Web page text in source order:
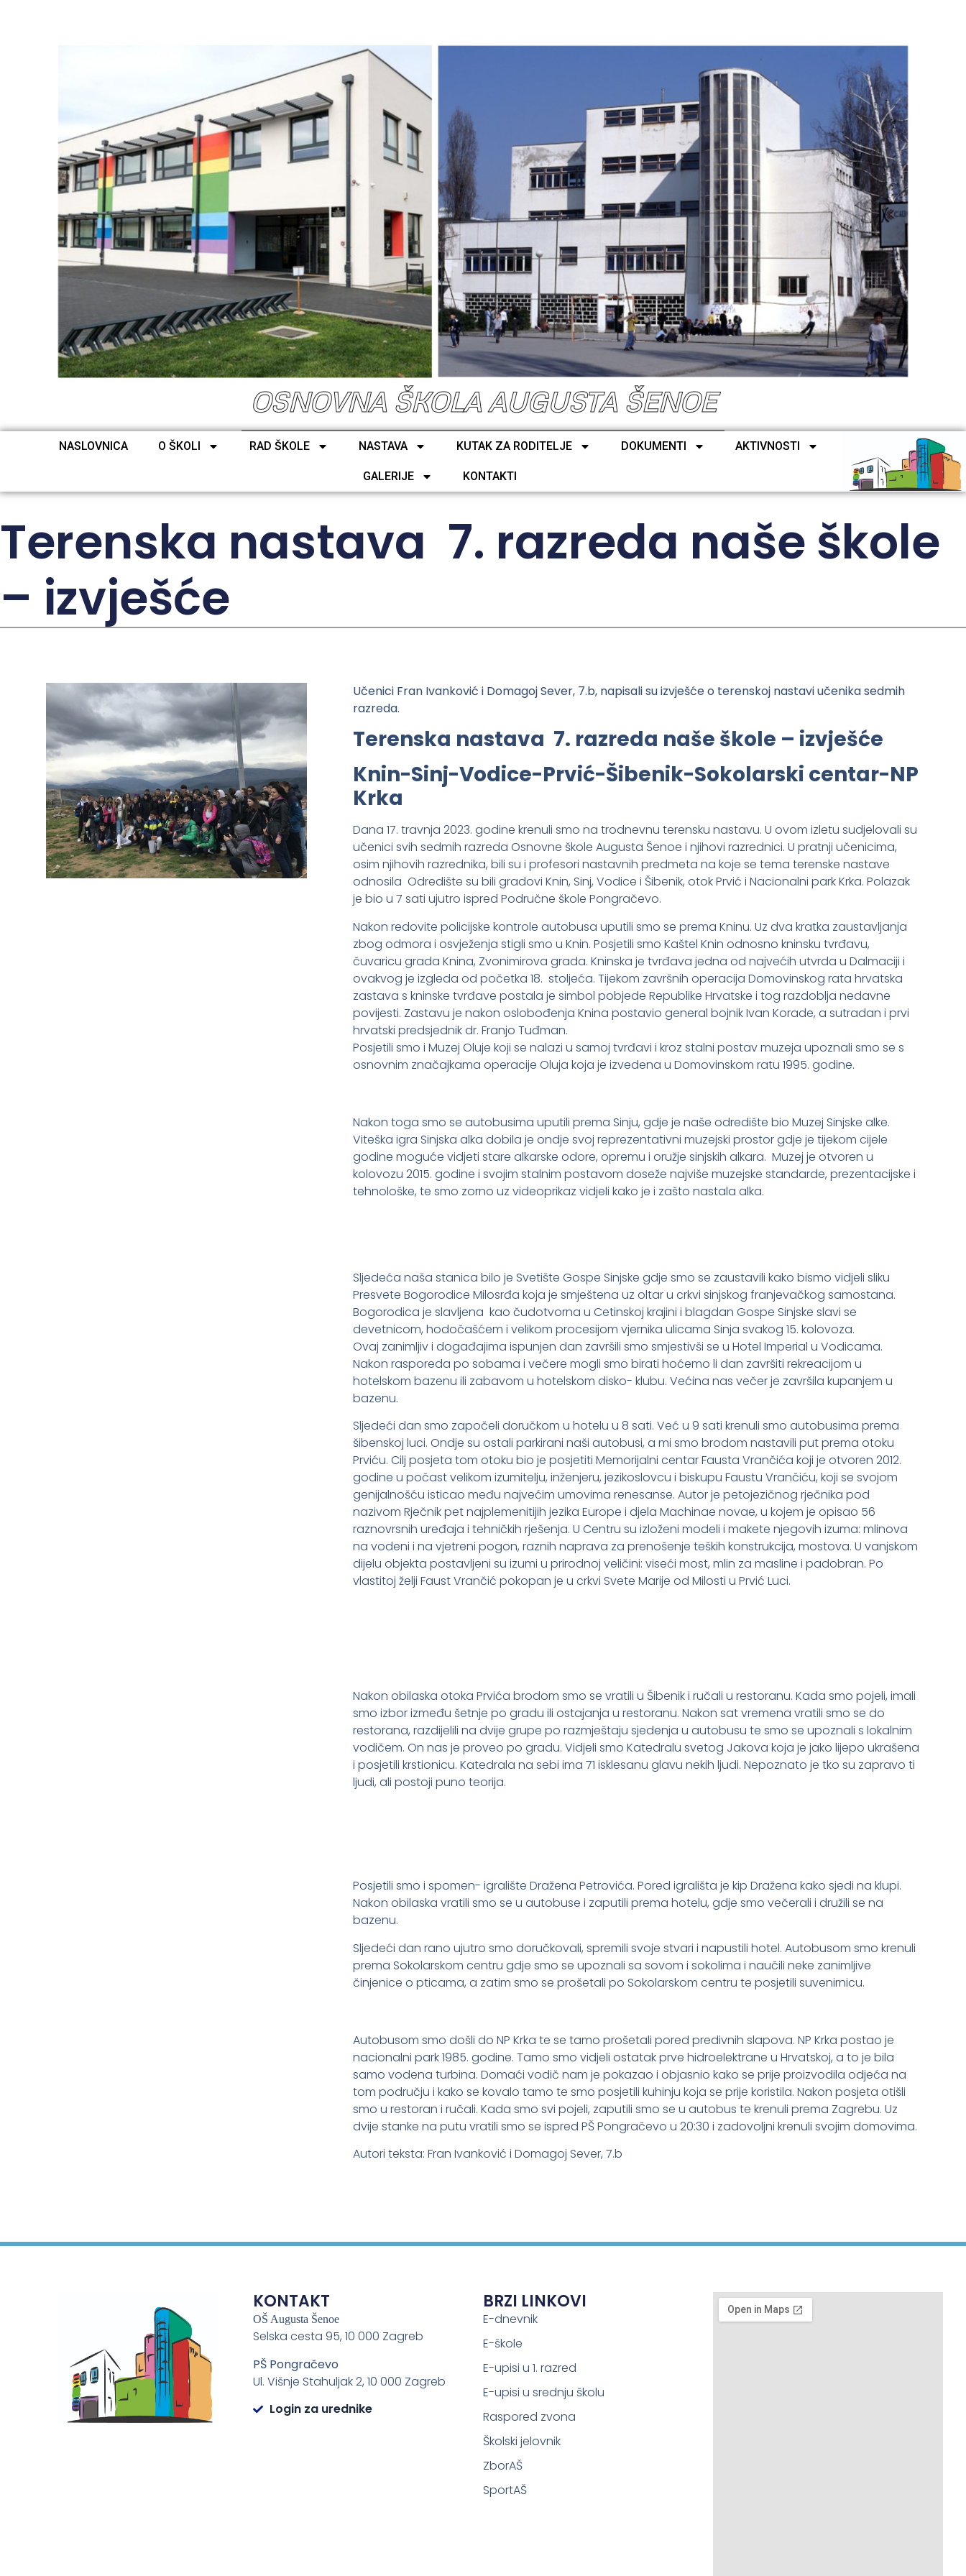
OSNOVNA ŠKOLA AUGUSTA ŠENOE
NASLOVNICA O ŠKOLI RAD ŠKOLE NASTAVA KUTAK ZA RODITELJE DOKUMENTI AKTIVNOSTI
GALERIJE KONTAKTI
Terenska nastava 7. razreda naše škole
– izvješće
Učenici Fran Ivanković i Domagoj Sever, 7.b, napisali su izvješće o terenskoj nastavi učenika sedmih
razreda.
Terenska nastava 7. razreda naše škole – izvješće
Knin-Sinj-Vodice-Prvić-Šibenik-Sokolarski centar-NP
Krka
Dana 17. travnja 2023. godine krenuli smo na trodnevnu terensku nastavu. U ovom izletu sudjelovali su
učenici svih sedmih razreda Osnovne škole Augusta Šenoe i njihovi razrednici. U pratnji učenicima,
osim njihovih razrednika, bili su i profesori nastavnih predmeta na koje se tema terenske nastave
odnosila Odredište su bili gradovi Knin, Sinj, Vodice i Šibenik, otok Prvić i Nacionalni park Krka. Polazak
je bio u 7 sati ujutro ispred Područne škole Pongračevo.
Nakon redovite policijske kontrole autobusa uputili smo se prema Kninu. Uz dva kratka zaustavljanja
zbog odmora i osvježenja stigli smo u Knin. Posjetili smo Kaštel Knin odnosno kninsku tvrđavu,
čuvaricu grada Knina, Zvonimirova grada. Kninska je tvrđava jedna od najvećih utvrda u Dalmaciji i
ovakvog je izgleda od početka 18. stoljeća. Tijekom završnih operacija Domovinskog rata hrvatska
zastava s kninske tvrđave postala je simbol pobjede Republike Hrvatske i tog razdoblja nedavne
povijesti. Zastavu je nakon oslobođenja Knina postavio general bojnik Ivan Korade, a sutradan i prvi
hrvatski predsjednik dr. Franjo Tuđman.
Posjetili smo i Muzej Oluje koji se nalazi u samoj tvrđavi i kroz stalni postav muzeja upoznali smo se s
osnovnim značajkama operacije Oluja koja je izvedena u Domovinskom ratu 1995. godine.
Nakon toga smo se autobusima uputili prema Sinju, gdje je naše odredište bio Muzej Sinjske alke.
Viteška igra Sinjska alka dobila je ondje svoj reprezentativni muzejski prostor gdje je tijekom cijele
godine moguće vidjeti stare alkarske odore, opremu i oružje sinjskih alkara. Muzej je otvoren u
kolovozu 2015. godine i svojim stalnim postavom doseže najviše muzejske standarde, prezentacijske i
tehnološke, te smo zorno uz videoprikaz vidjeli kako je i zašto nastala alka.
Sljedeća naša stanica bilo je Svetište Gospe Sinjske gdje smo se zaustavili kako bismo vidjeli sliku
Presvete Bogorodice Milosrđa koja je smještena uz oltar u crkvi sinjskog franjevačkog samostana.
Bogorodica je slavljena kao čudotvorna u Cetinskoj krajini i blagdan Gospe Sinjske slavi se
devetnicom, hodočašćem i velikom procesijom vjernika ulicama Sinja svakog 15. kolovoza.
Ovaj zanimljiv i događajima ispunjen dan završili smo smjestivši se u Hotel Imperial u Vodicama.
Nakon rasporeda po sobama i večere mogli smo birati hoćemo li dan završiti rekreacijom u
hotelskom bazenu ili zabavom u hotelskom disko- klubu. Većina nas večer je završila kupanjem u
bazenu.
Sljedeći dan smo započeli doručkom u hotelu u 8 sati. Već u 9 sati krenuli smo autobusima prema
šibenskoj luci. Ondje su ostali parkirani naši autobusi, a mi smo brodom nastavili put prema otoku
Prviću. Cilj posjeta tom otoku bio je posjetiti Memorijalni centar Fausta Vrančića koji je otvoren 2012.
godine u počast velikom izumitelju, inženjeru, jezikoslovcu i biskupu Faustu Vrančiću, koji se svojom
genijalnošću isticao među najvećim umovima renesanse. Autor je petojezičnog rječnika pod
nazivom Rječnik pet najplemenitijih jezika Europe i djela Machinae novae, u kojem je opisao 56
raznovrsnih uređaja i tehničkih rješenja. U Centru su izloženi modeli i makete njegovih izuma: mlinova
na vodeni i na vjetreni pogon, raznih naprava za prenošenje teških konstrukcija, mostova. U vanjskom
dijelu objekta postavljeni su izumi u prirodnoj veličini: viseći most, mlin za masline i padobran. Po
vlastitoj želji Faust Vrančić pokopan je u crkvi Svete Marije od Milosti u Prvić Luci.
Nakon obilaska otoka Prvića brodom smo se vratili u Šibenik i ručali u restoranu. Kada smo pojeli, imali
smo izbor između šetnje po gradu ili ostajanja u restoranu. Nakon sat vremena vratili smo se do
restorana, razdijelili na dvije grupe po razmještaju sjedenja u autobusu te smo se upoznali s lokalnim
vodičem. On nas je proveo po gradu. Vidjeli smo Katedralu svetog Jakova koja je jako lijepo ukrašena
i posjetili krstionicu. Katedrala na sebi ima 71 isklesanu glavu nekih ljudi. Nepoznato je tko su zapravo ti
ljudi, ali postoji puno teorija.
Posjetili smo i spomen- igralište Dražena Petrovića. Pored igrališta je kip Dražena kako sjedi na klupi.
Nakon obilaska vratili smo se u autobuse i zaputili prema hotelu, gdje smo večerali i družili se na
bazenu.
Sljedeći dan rano ujutro smo doručkovali, spremili svoje stvari i napustili hotel. Autobusom smo krenuli
prema Sokolarskom centru gdje smo se upoznali sa sovom i sokolima i naučili neke zanimljive
činjenice o pticama, a zatim smo se prošetali po Sokolarskom centru te posjetili suvenirnicu.
Autobusom smo došli do NP Krka te se tamo prošetali pored predivnih slapova. NP Krka postao je
nacionalni park 1985. godine. Tamo smo vidjeli ostatak prve hidroelektrane u Hrvatskoj, a to je bila
samo vodena turbina. Domaći vodič nam je pokazao i objasnio kako se prije proizvodila odjeća na
tom području i kako se kovalo tamo te smo posjetili kuhinju koja se prije koristila. Nakon posjeta otišli
smo u restoran i ručali. Kada smo svi pojeli, zaputili smo se u autobus te krenuli prema Zagrebu. Uz
dvije stanke na putu vratili smo se ispred PŠ Pongračevo u 20:30 i zadovoljni krenuli svojim domovima.
Autori teksta: Fran Ivanković i Domagoj Sever, 7.b
KONTAKT
OŠ Augusta Šenoe
Selska cesta 95, 10 000 Zagreb
PŠ Pongračevo
Ul. Višnje Stahuljak 2, 10 000 Zagreb
Login za urednike
BRZI LINKOVI
E-dnevnik
E-škole
E-upisi u 1. razred
E-upisi u srednju školu
Raspored zvona
Školski jelovnik
ZborAŠ
SportAŠ